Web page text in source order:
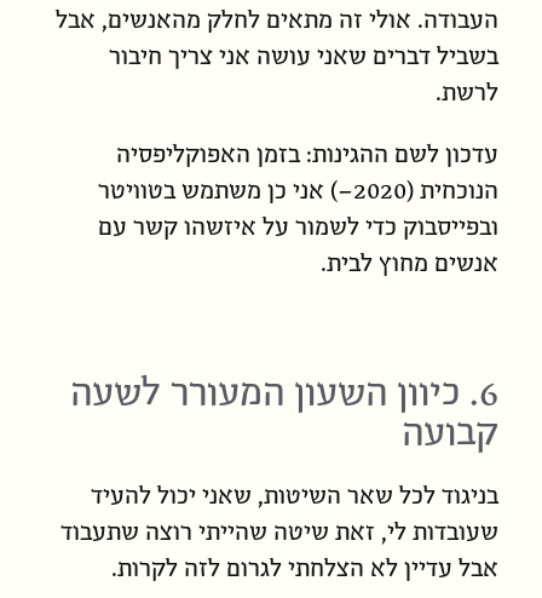
העבודה. אולי זה מתאים לחלק מהאנשים, אבל
בשביל דברים שאני עושה אני צריך חיבור
לרשת.
עדכון לשם ההגינות: בזמן האפוקליפסיה
הנוכחית (2020–) אני כן משתמש בטוויטר
ובפייסבוק כדי לשמור על איזשהו קשר עם
אנשים מחוץ לבית.
6. כיוון השעון המעורר לשעה
קבועה
בניגוד לכל שאר השיטות, שאני יכול להעיד
שעובדות לי, זאת שיטה שהייתי רוצה שתעבוד
אבל עדיין לא הצלחתי לגרום לזה לקרות.